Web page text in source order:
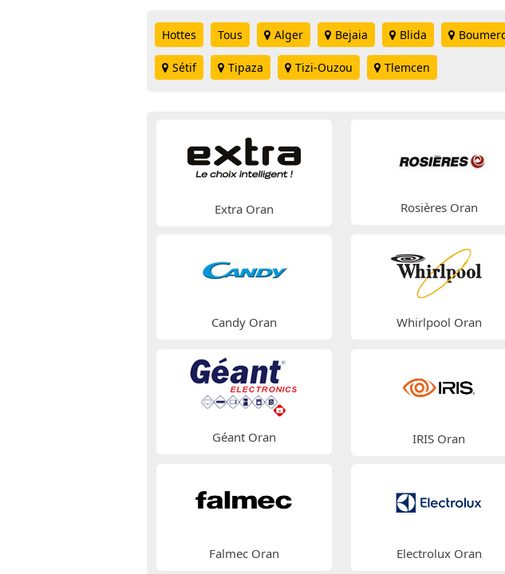
Hottes Tous Alger Bejaia Blida
Sétif Tipaza Tizi-Ouzou Tlemcen
Extra Oran Rosières Oran
Candy Oran Whirlpool Oran
Géant Oran IRIS Oran
Falmec Oran Electrolux Oran